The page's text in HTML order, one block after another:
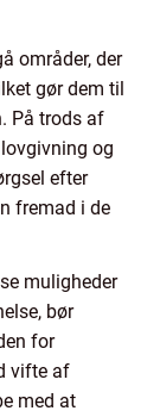
områder, der
gør dem til
På trods af
og
efter
fremad i de
muligheder
bør
for
vifte af
med at